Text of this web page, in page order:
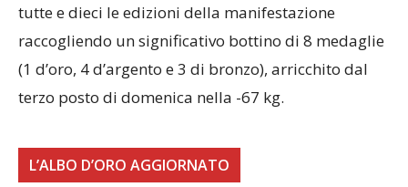
tutte e dieci le edizioni della manifestazione
raccogliendo un significativo bottino di 8 medaglie
(1 d’oro, 4 d’argento e 3 di bronzo), arricchito dal
terzo posto di domenica nella -67 kg.
L’ALBO D’ORO AGGIORNATO